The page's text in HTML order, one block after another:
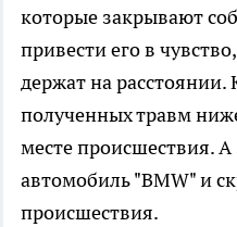
которые закрывают
привести его в
держат на расстоянии.
полученных травм
месте происшествия.
автомобиль "BMW" и
происшествия.